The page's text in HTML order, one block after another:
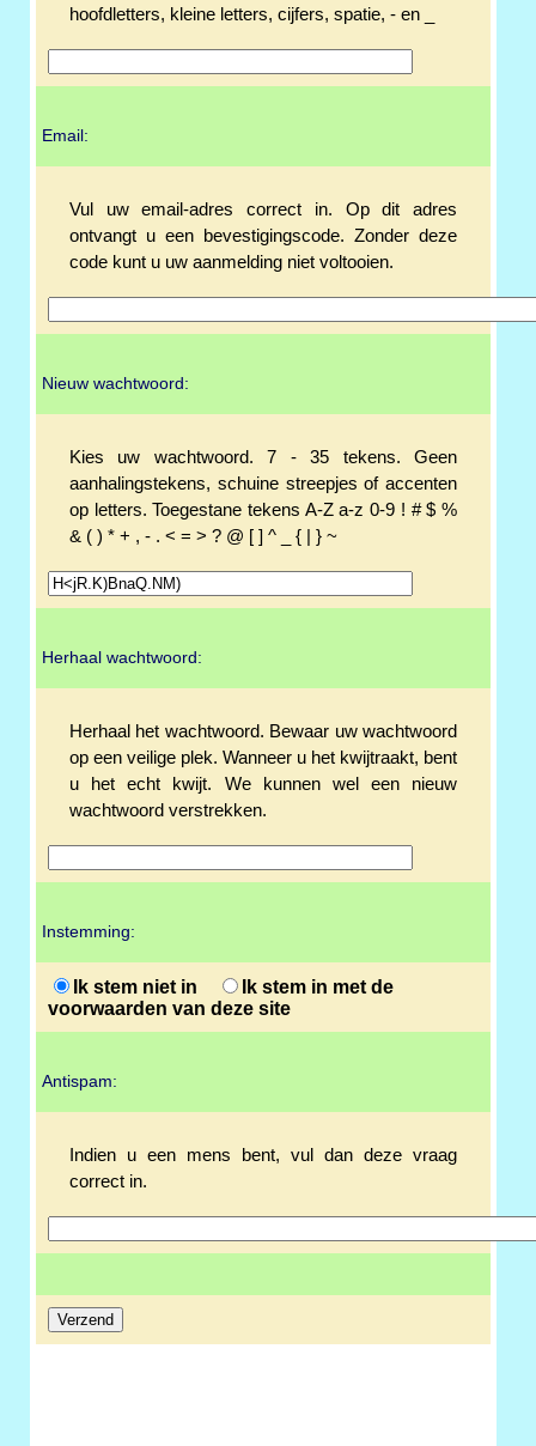
hoofdletters, kleine letters, cijfers, spatie, - en _
Email:
Vul uw email-adres correct in. Op dit adres
ontvangt u een bevestigingscode. Zonder deze
code kunt u uw aanmelding niet voltooien.
Nieuw wachtwoord:
Kies uw wachtwoord. 7 - 35 tekens. Geen
aanhalingstekens, schuine streepjes of accenten
op letters. Toegestane tekens A-Z a-z 0-9 ! # $ %
& ( ) * + , - . < = > ? @ [ ] ^ _ { | } ~
Herhaal wachtwoord:
Herhaal het wachtwoord. Bewaar uw wachtwoord
op een veilige plek. Wanneer u het kwijtraakt, bent
u het echt kwijt. We kunnen wel een nieuw
wachtwoord verstrekken.
Instemming:
Ik stem niet in
Ik stem in met de
voorwaarden van deze site
Antispam:
Indien u een mens bent, vul dan deze vraag
correct in.